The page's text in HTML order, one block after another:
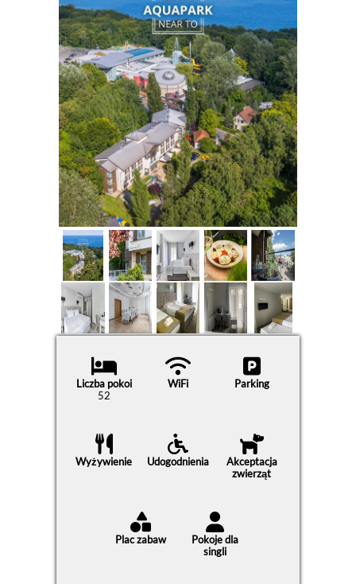
Liczba pokoi
52
WiFi Parking
Wyżywienie Udogodnienia
Akceptacja
zwierząt
Plac zabaw
Pokoje dla
singli